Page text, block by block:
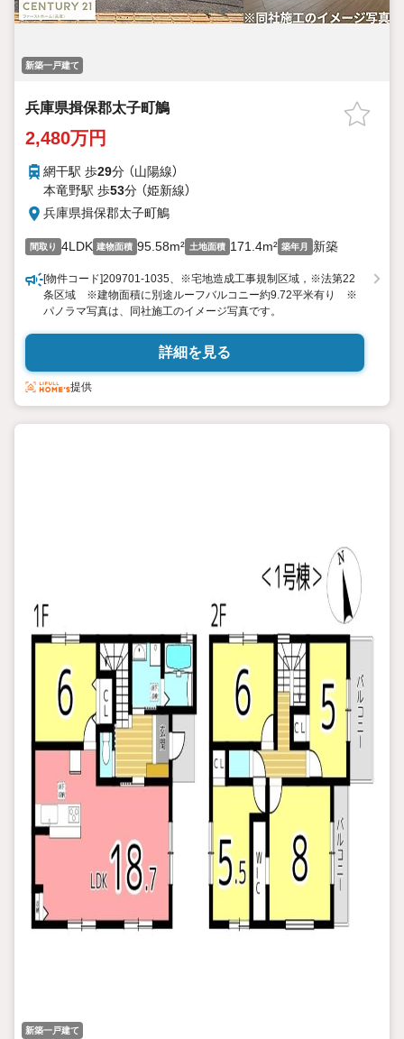
新築一戸建て
兵庫県揖保郡太子町鵤
2,480万円
網干駅 歩29分 （山陽線）
本竜野駅 歩53分 （姫新線）
兵庫県揖保郡太子町鵤
間取り 4LDK 建物面積 95.58m² 土地面積 171.4m² 築年月 新築
[物件コード]209701-1035、※宅地造成工事規制区域，※法第22
条区域 ※建物面積に別途ルーフバルコニー約9.72平米有り ※
パノラマ写真は、同社施工のイメージ写真です。
詳細を見る
提供
新築一戸建て